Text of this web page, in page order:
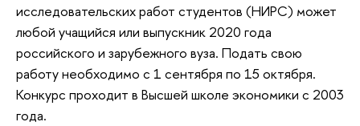
исследовательских работ студентов (НИРС) может
любой учащийся или выпускник 2020 года
российского и зарубежного вуза. Подать свою
работу необходимо с 1 сентября по 15 октября.
Конкурс проходит в Высшей школе экономики с 2003
года.